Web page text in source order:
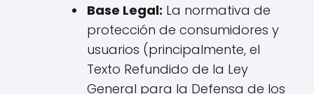
Base Legal: La normativa de
protección de consumidores y
usuarios (principalmente, el
Texto Refundido de la Ley
General para la Defensa de los